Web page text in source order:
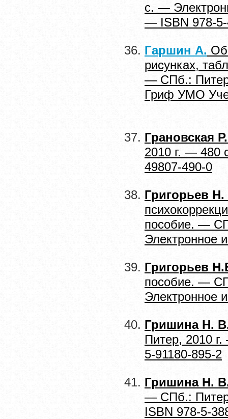
с. —
— ISBN 978-5-
Гаршин А.
рисунках,
— СПб.:
Гриф УМО
Грановская
2010 г. — 480
49807-490-0
Григорьев
пособие. —
Электронное
Григорьев
пособие. —
Электронное
Гришина Н.
Питер, 2010
5-91180-895-2
Гришина Н.
— СПб.:
ISBN 978-5-